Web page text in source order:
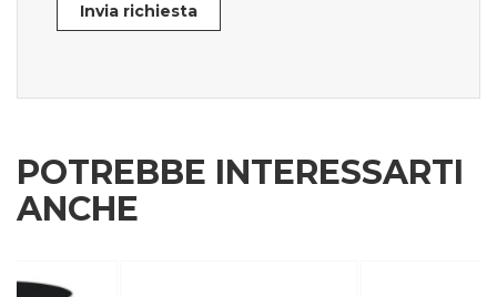
Invia richiesta
POTREBBE INTERESSARTI
ANCHE